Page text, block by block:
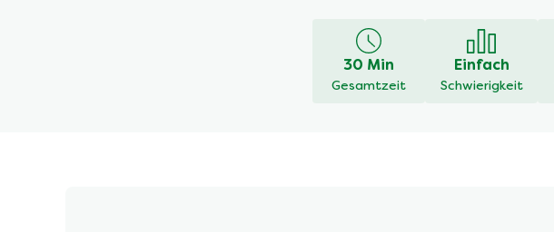
dieses
recipe
30 Min
Gesamtzeit
Einfach
Schwierigkeit